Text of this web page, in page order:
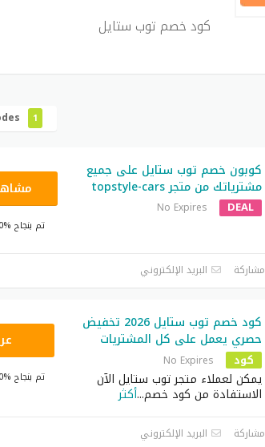
كود خصم توب ستايل
1
كوبون خصم توب ستايل على جميع
مشترياتك من متجر topstyle-cars
DEAL
No Expires
100% تم بنجاح
مشاركة البريد الإلكتروني
كود خصم توب ستايل 2026 تخفيض
حصري يعمل على كل المشتريات
كود No Expires
يمكن لعملاء متجر توب ستايل الآن
الاستفادة من كود خصم...أكثر
100% تم بنجاح
مشاركة البريد الإلكتروني